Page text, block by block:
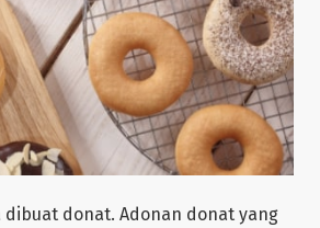
dibuat donat. Adonan donat yang